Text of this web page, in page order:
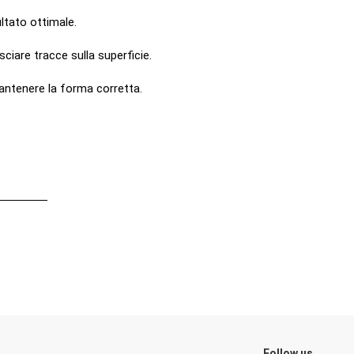
ottimale.
tracce sulla superficie.
la forma corretta.